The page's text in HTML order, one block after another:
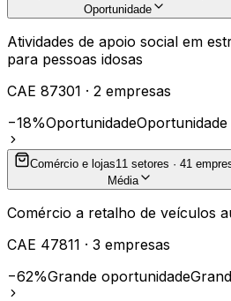
Oportunidade
Atividades de apoio social em
para pessoas idosas
CAE 87301 · 2 empresas
−18%OportunidadeOportunidade
Comércio e lojas11 setores · 41
Média
Comércio a retalho de veículos
CAE 47811 · 3 empresas
−62%Grande oportunidade